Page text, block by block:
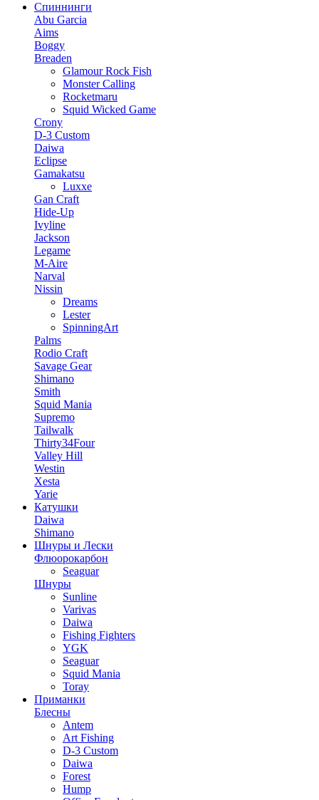
Спиннинги
Abu Garcia
Aims
Boggy
Breaden
Glamour Rock Fish
Monster Calling
Rocketmaru
Squid Wicked Game
Crony
D-3 Custom
Daiwa
Eclipse
Gamakatsu
Luxxe
Gan Craft
Hide-Up
Ivyline
Jackson
Legame
M-Aire
Narval
Nissin
Dreams
Lester
SpinningArt
Palms
Rodio Craft
Savage Gear
Shimano
Smith
Squid Mania
Supremo
Tailwalk
Thirty34Four
Valley Hill
Westin
Xesta
Yarie
Катушки
Daiwa
Shimano
Шнуры и Лески
Флюорокарбон
Seaguar
Шнуры
Sunline
Varivas
Daiwa
Fishing Fighters
YGK
Seaguar
Squid Mania
Toray
Приманки
Блесны
Antem
Art Fishing
D-3 Custom
Daiwa
Forest
Hump